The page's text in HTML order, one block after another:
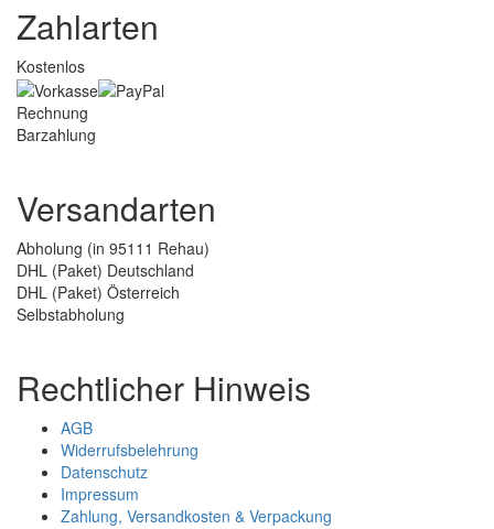
Zahlarten
Kostenlos
Rechnung
Barzahlung
Versandarten
Abholung (in 95111 Rehau)
DHL (Paket) Deutschland
DHL (Paket) Österreich
Selbstabholung
Rechtlicher Hinweis
AGB
Widerrufsbelehrung
Datenschutz
Impressum
Zahlung, Versandkosten & Verpackung